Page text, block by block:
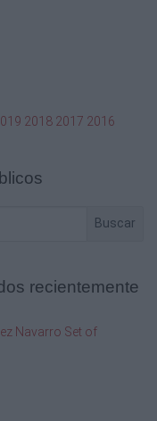
2018 2017 2016
Buscar
recientemente
Navarro Set of